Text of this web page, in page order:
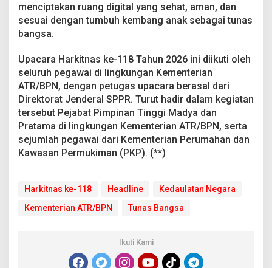
menciptakan ruang digital yang sehat, aman, dan
sesuai dengan tumbuh kembang anak sebagai tunas
bangsa.
Upacara Harkitnas ke-118 Tahun 2026 ini diikuti oleh
seluruh pegawai di lingkungan Kementerian
ATR/BPN, dengan petugas upacara berasal dari
Direktorat Jenderal SPPR. Turut hadir dalam kegiatan
tersebut Pejabat Pimpinan Tinggi Madya dan
Pratama di lingkungan Kementerian ATR/BPN, serta
sejumlah pegawai dari Kementerian Perumahan dan
Kawasan Permukiman (PKP). (**)
Harkitnas ke-118 Headline
Kedaulatan Negara
Kementerian ATR/BPN
Tunas Bangsa
Ikuti Kami